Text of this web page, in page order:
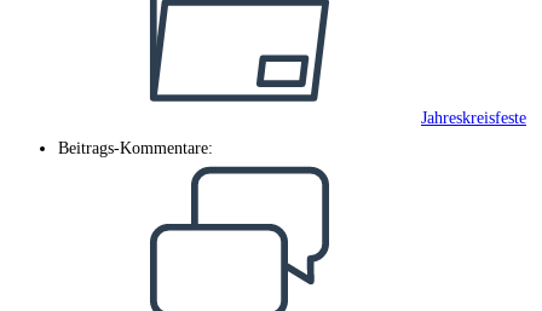
Jahreskreisfeste
Beitrags-Kommentare: